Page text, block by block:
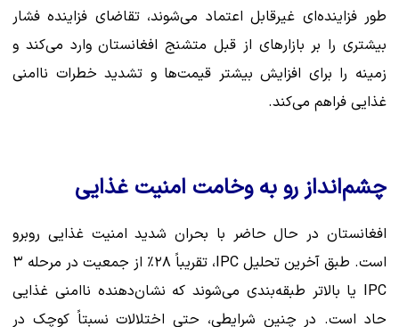
طور فزاینده‌ای غیرقابل اعتماد می‌شوند، تقاضای فزاینده فشار
بیشتری را بر بازارهای از قبل متشنج افغانستان وارد می‌کند و
زمینه را برای افزایش بیشتر قیمت‌ها و تشدید خطرات ناامنی
غذایی فراهم می‌کند.
چشم‌انداز رو به وخامت امنیت غذایی
افغانستان در حال حاضر با بحران شدید امنیت غذایی روبرو
است. طبق آخرین تحلیل IPC، تقریباً ۲۸٪ از جمعیت در مرحله ۳
IPC یا بالاتر طبقه‌بندی می‌شوند که نشان‌دهنده ناامنی غذایی
حاد است. در چنین شرایطی، حتی اختلالات نسبتاً کوچک در